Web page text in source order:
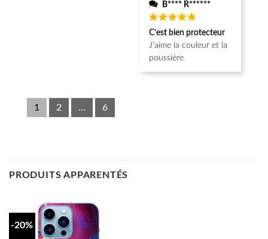
B**** R******
Note5
sur 5
C’est bien protecteur
J’aime la couleur et la
poussière
1 2 ... 6
PRODUITS APPARENTÉS
-20%